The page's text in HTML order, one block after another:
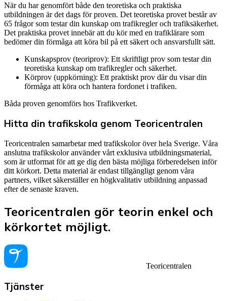
När du har genomfört både den teoretiska och praktiska
utbildningen är det dags för proven. Det teoretiska provet består av
65 frågor som testar din kunskap om trafikregler och trafiksäkerhet.
Det praktiska provet innebär att du kör med en trafiklärare som
bedömer din förmåga att köra bil på ett säkert och ansvarsfullt sätt.
Kunskapsprov (teoriprov): Ett skriftligt prov som testar din
teoretiska kunskap om trafikregler och säkerhet.
Körprov (uppkörning): Ett praktiskt prov där du visar din
förmåga att köra och hantera fordonet i trafiken.
Båda proven genomförs hos Trafikverket.
Hitta din trafikskola genom Teoricentralen
Teoricentralen samarbetar med trafikskolor över hela Sverige. Våra
anslutna trafikskolor använder vårt exklusiva utbildningsmaterial,
som är utformat för att ge dig den bästa möjliga förberedelsen inför
ditt körkort. Detta material är endast tillgängligt genom våra
partners, vilket säkerställer en högkvalitativ utbildning anpassad
efter de senaste kraven.
Teoricentralen gör teorin enkel och
körkortet möjligt.
Teoricentralen
Tjänster